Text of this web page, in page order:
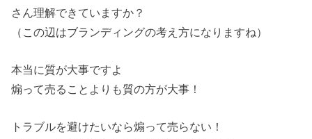
さん理解できていますか？
（この辺はブランディングの考え方になりますね）
本当に質が大事ですよ
煽って売ることよりも質の方が大事！
トラブルを避けたいなら煽って売らない！